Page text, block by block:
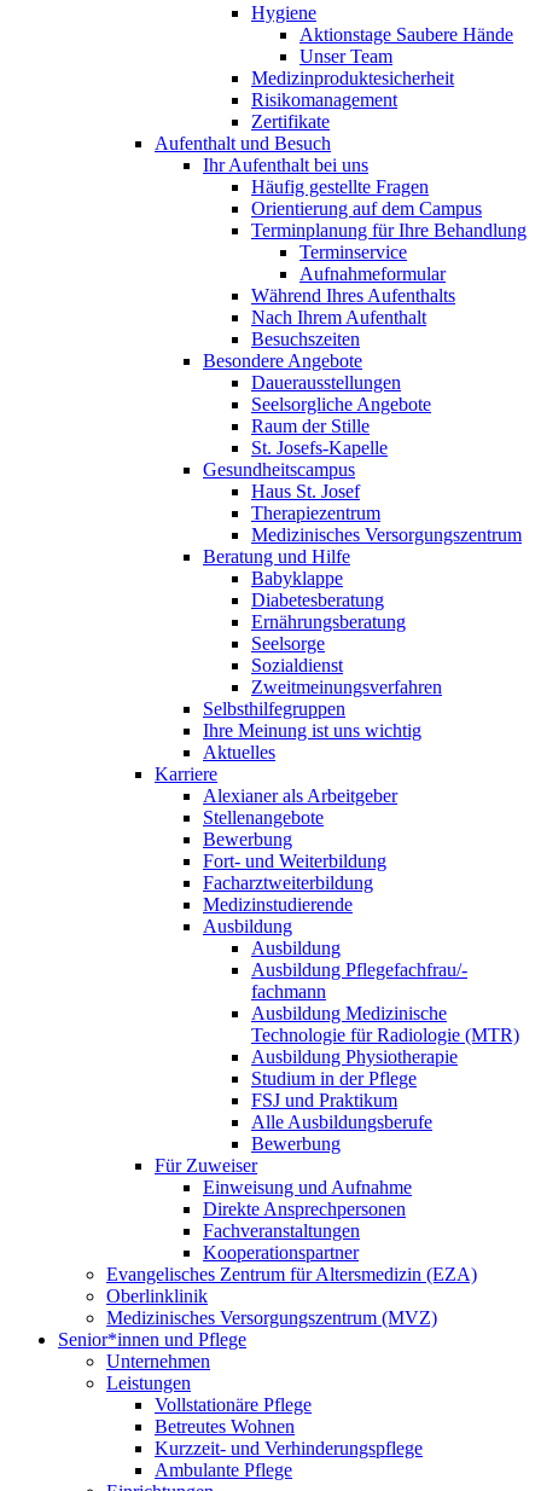
Hygiene
Aktionstage Saubere Hände
Unser Team
Medizinproduktesicherheit
Risikomanagement
Zertifikate
Aufenthalt und Besuch
Ihr Aufenthalt bei uns
Häufig gestellte Fragen
Orientierung auf dem Campus
Terminplanung für Ihre Behandlung
Terminservice
Aufnahmeformular
Während Ihres Aufenthalts
Nach Ihrem Aufenthalt
Besuchszeiten
Besondere Angebote
Dauerausstellungen
Seelsorgliche Angebote
Raum der Stille
St. Josefs-Kapelle
Gesundheitscampus
Haus St. Josef
Therapiezentrum
Medizinisches Versorgungszentrum
Beratung und Hilfe
Babyklappe
Diabetesberatung
Ernährungsberatung
Seelsorge
Sozialdienst
Zweitmeinungsverfahren
Selbsthilfegruppen
Ihre Meinung ist uns wichtig
Aktuelles
Karriere
Alexianer als Arbeitgeber
Stellenangebote
Bewerbung
Fort- und Weiterbildung
Facharztweiterbildung
Medizinstudierende
Ausbildung
Ausbildung
Ausbildung Pflegefachfrau/-
fachmann
Ausbildung Medizinische
Technologie für Radiologie (MTR)
Ausbildung Physiotherapie
Studium in der Pflege
FSJ und Praktikum
Alle Ausbildungsberufe
Bewerbung
Für Zuweiser
Einweisung und Aufnahme
Direkte Ansprechpersonen
Fachveranstaltungen
Kooperationspartner
Evangelisches Zentrum für Altersmedizin (EZA)
Oberlinklinik
Medizinisches Versorgungszentrum (MVZ)
Senior*innen und Pflege
Unternehmen
Leistungen
Vollstationäre Pflege
Betreutes Wohnen
Kurzzeit- und Verhinderungspflege
Ambulante Pflege